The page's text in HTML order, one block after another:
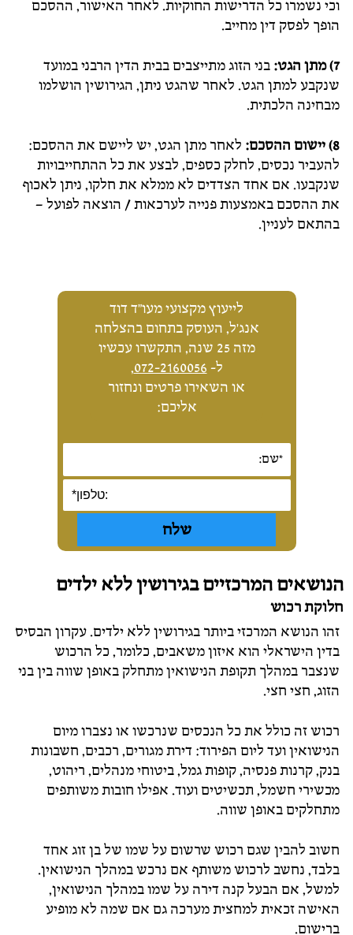
וכי נשמרו כל הדרישות החוקיות. לאחר האישור, ההסכם
הופך לפסק דין מחייב.
7) מתן הגט:
בני הזוג מתייצבים בבית הדין הרבני במועד
שנקבע למתן הגט. לאחר שהגט ניתן, הגירושין הושלמו
מבחינה הלכתית.
8) יישום ההסכם:
לאחר מתן הגט, יש ליישם את ההסכם:
להעביר נכסים, לחלק כספים, לבצע את כל ההתחייבויות
שנקבעו. אם אחד הצדדים לא ממלא את חלקו, ניתן לאכוף
את ההסכם באמצעות פנייה לערכאות / הוצאה לפועל –
בהתאם לעניין.
לייעוץ מקצועי מעו"ד דוד
אנג'ל, העוסק בתחום בהצלחה
מזה 25 שנה, התקשרו עכשיו
ל- 072-2160056
,
או השאירו פרטים ונחזור
אליכם:
הנושאים המרכזיים בגירושין ללא ילדים
חלוקת רכוש
זהו הנושא המרכזי ביותר בגירושין ללא ילדים. עקרון הבסיס
בדין הישראלי הוא איזון משאבים, כלומר, כל הרכוש
שנצבר במהלך תקופת הנישואין מתחלק באופן שווה בין בני
הזוג, חצי חצי.
רכוש זה כולל את כל הנכסים שנרכשו או נצברו מיום
הנישואין ועד ליום הפירוד: דירת מגורים, רכבים, חשבונות
בנק, קרנות פנסיה, קופות גמל, ביטוחי מנהלים, ריהוט,
מכשירי חשמל, תכשיטים ועוד. אפילו חובות משותפים
מתחלקים באופן שווה.
חשוב להבין שגם רכוש שרשום על שמו של בן זוג אחד
בלבד, נחשב לרכוש משותף אם נרכש במהלך הנישואין.
למשל, אם הבעל קנה דירה על שמו במהלך הנישואין,
האישה זכאית למחצית מערכה גם אם שמה לא מופיע
ברישום.